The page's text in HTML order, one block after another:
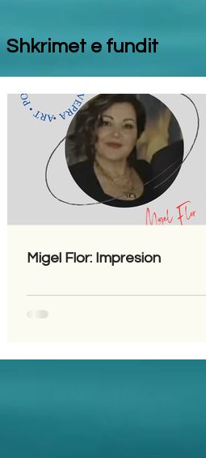
Shkrimet e fundit
Migel Flor: Impresion